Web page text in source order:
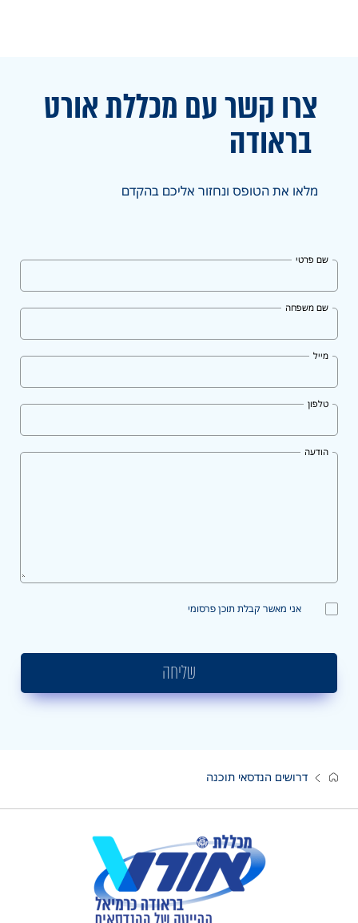
צרו קשר עם מכללת אורט
בראודה
מלאו את הטופס ונחזור אליכם בהקדם
שם פרטי
שם משפחה
מייל
טלפון
הודעה
אני מאשר קבלת תוכן פרסומי
שליחה
דרושים הנדסאי תוכנה